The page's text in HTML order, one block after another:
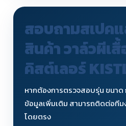
สอบถามสเปค
สินค้า วาล์วผีเ
คิสต์เลอร์
หากต้องการตรวจสอบรุ่น ขนาด
ข้อมูลเพิ่มเติม สามารถติดต่อทีม
โดยตรง